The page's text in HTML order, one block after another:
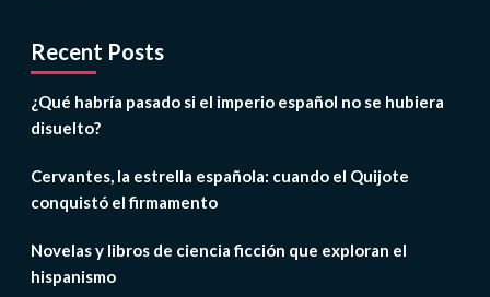
Recent Posts
¿Qué habría pasado si el imperio español no se hubiera
disuelto?
Cervantes, la estrella española: cuando el Quijote
conquistó el firmamento
Novelas y libros de ciencia ficción que exploran el
hispanismo